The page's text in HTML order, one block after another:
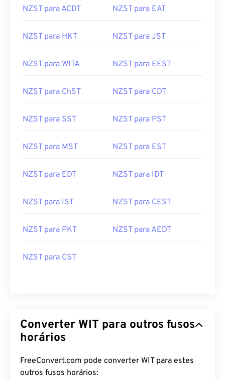
NZST para ACDT NZST para EAT
NZST para HKT NZST para JST
NZST para WITA NZST para EEST
NZST para ChST NZST para CDT
NZST para SST NZST para PST
NZST para MST NZST para EST
NZST para EDT NZST para IDT
NZST para IST NZST para CEST
NZST para PKT NZST para AEDT
NZST para CST
Converter WIT para outros fusos
horários
FreeConvert.com pode converter WIT para estes
outros fusos horários: